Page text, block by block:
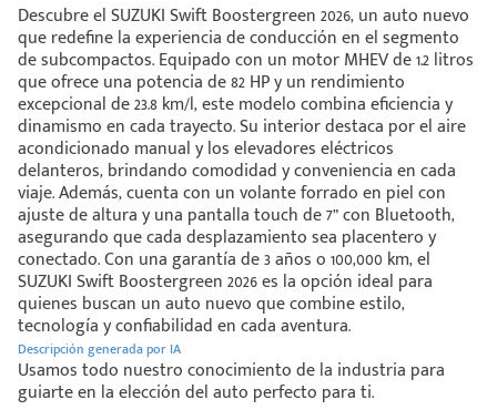
Descubre el SUZUKI Swift Boostergreen 2026, un auto nuevo
que redefine la experiencia de conducción en el segmento
de subcompactos. Equipado con un motor MHEV de 1.2 litros
que ofrece una potencia de 82 HP y un rendimiento
excepcional de 23.8 km/l, este modelo combina eficiencia y
dinamismo en cada trayecto. Su interior destaca por el aire
acondicionado manual y los elevadores eléctricos
delanteros, brindando comodidad y conveniencia en cada
viaje. Además, cuenta con un volante forrado en piel con
ajuste de altura y una pantalla touch de 7” con Bluetooth,
asegurando que cada desplazamiento sea placentero y
conectado. Con una garantía de 3 años o 100,000 km, el
SUZUKI Swift Boostergreen 2026 es la opción ideal para
quienes buscan un auto nuevo que combine estilo,
tecnología y confiabilidad en cada aventura.
Descripción generada por IA
Usamos todo nuestro conocimiento de la industria para
guiarte en la elección del auto perfecto para ti.